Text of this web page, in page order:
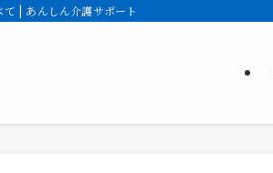
| あんしん介護サポート